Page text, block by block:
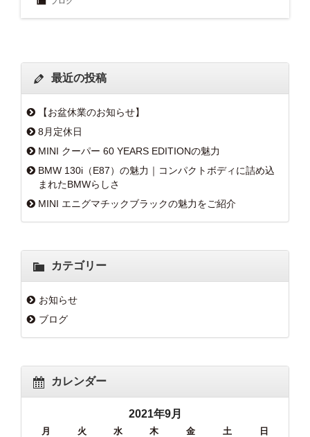
最近の投稿
【お盆休業のお知らせ】
8月定休日
MINI クーパー 60 YEARS EDITIONの魅力
BMW 130i（E87）の魅力｜コンパクトボディに詰め込
まれたBMWらしさ
MINI エニグマチックブラックの魅力をご紹介
カテゴリー
お知らせ
ブログ
カレンダー
2021年9月
月 火 水 木 金 土 日